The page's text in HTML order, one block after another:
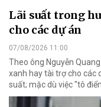
Lãi suất trong
cho các dự án
07/08/2026 11:00
Theo ông Nguyễn
xanh hay tài trợ cho các
suất; mặc dù việc "tô